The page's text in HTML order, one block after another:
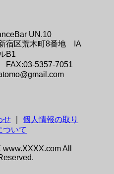
UN.10
宿区荒木町8番地 IA
B1
FAX:03-5357-7051
せ
個人情報の取り
ついて
All